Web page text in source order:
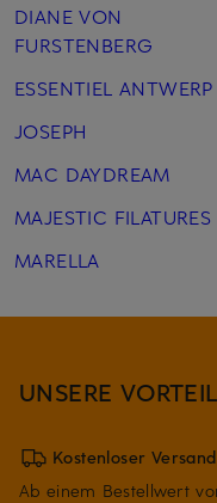
DIANE VON
FURSTENBERG
ESSENTIEL ANTWERP
JOSEPH
MAC DAYDREAM
MAJESTIC FILATURES
MARELLA
UNSERE
Kostenloser
Ab einem Bestellwert